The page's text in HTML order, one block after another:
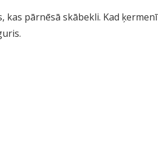
kas pārnēsā skābekli. Kad ķermenī